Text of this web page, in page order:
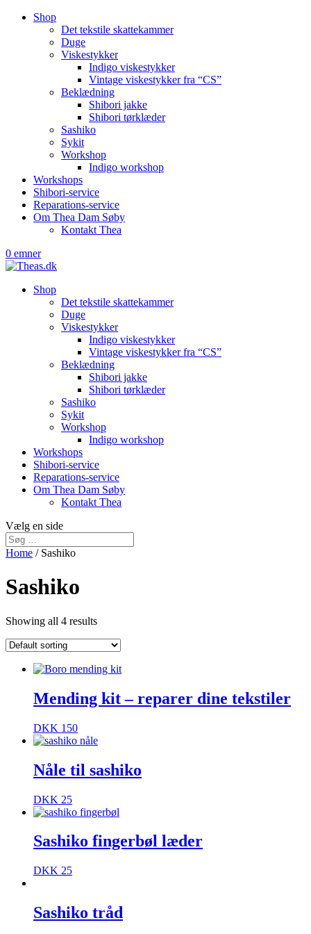
Shop
Det tekstile skattekammer
Duge
Viskestykker
Indigo viskestykker
Vintage viskestykker fra “CS”
Beklædning
Shibori jakke
Shibori tørklæder
Sashiko
Sykit
Workshop
Indigo workshop
Workshops
Shibori-service
Reparations-service
Om Thea Dam Søby
Kontakt Thea
0 emner
Shop
Det tekstile skattekammer
Duge
Viskestykker
Indigo viskestykker
Vintage viskestykker fra “CS”
Beklædning
Shibori jakke
Shibori tørklæder
Sashiko
Sykit
Workshop
Indigo workshop
Workshops
Shibori-service
Reparations-service
Om Thea Dam Søby
Kontakt Thea
Vælg en side
Home / Sashiko
Sashiko
Showing all 4 results
Mending kit – reparer dine tekstiler
DKK 150
Nåle til sashiko
DKK 25
Sashiko fingerbøl læder
DKK 25
Sashiko tråd